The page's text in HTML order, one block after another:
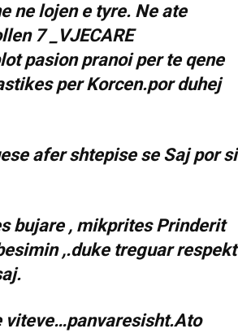
ne lojen e tyre. Ne ate
7 _VJECARE
pasion pranoi per te qene
per Korcen.por duhej
afer shtepise se Saj por si
bujare , mikprites Prinderit
,.duke treguar respekt
viteve…panvaresisht.Ato